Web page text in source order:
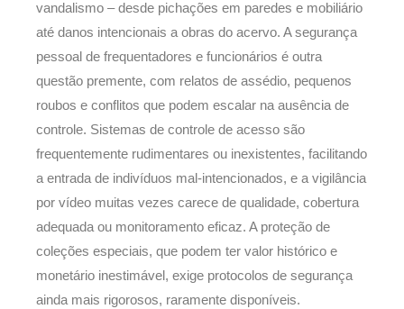
vandalismo – desde pichações em paredes e mobiliário
até danos intencionais a obras do acervo. A segurança
pessoal de frequentadores e funcionários é outra
questão premente, com relatos de assédio, pequenos
roubos e conflitos que podem escalar na ausência de
controle. Sistemas de controle de acesso são
frequentemente rudimentares ou inexistentes, facilitando
a entrada de indivíduos mal-intencionados, e a vigilância
por vídeo muitas vezes carece de qualidade, cobertura
adequada ou monitoramento eficaz. A proteção de
coleções especiais, que podem ter valor histórico e
monetário inestimável, exige protocolos de segurança
ainda mais rigorosos, raramente disponíveis.